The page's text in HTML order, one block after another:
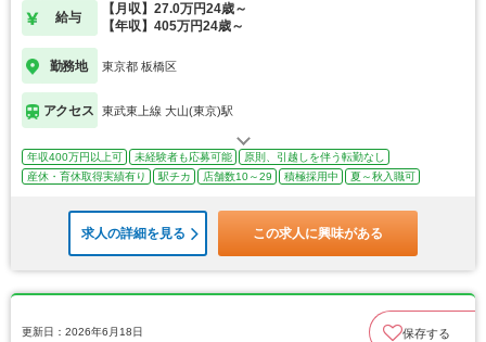
給与
【月収】27.0万円24歳～
【年収】405万円24歳～
勤務地 東京都 板橋区
アクセス 東武東上線 大山(東京)駅
年収400万円以上可 未経験者も応募可能
原則、引越しを伴う転勤なし
産休・育休取得実績有り
駅チカ 店舗数10～29 積極採用中 夏～秋入職可
求人の詳細を見る この求人に興味がある
更新日：2026年6月18日 保存する